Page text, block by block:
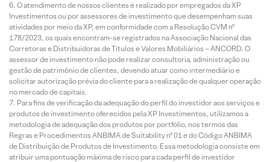
O atendimento de nossos clientes é realizado por empregados da XP
Investimentos ou por assessores de investimento que desempenham suas
atividades por meio da XP, em conformidade com a Resolução CVM nº
178/2023, os quais encontram-se registrados na Associação Nacional das
Corretoras e Distribuidoras de Títulos e Valores Mobiliários – ANCORD. O
assessor de investimento não pode realizar consultoria, administração ou
gestão de patrimônio de clientes, devendo atuar como intermediário e
solicitar autorização prévia do cliente para a realização de qualquer operação
no mercado de capitais.
Para fins de verificação da adequação do perfil do investidor aos serviços e
produtos de investimento oferecidos pela XP Investimentos, utilizamos a
metodologia de adequação dos produtos por portfólio, nos termos das
Regras e Procedimentos ANBIMA de Suitability nº 01 e do Código ANBIMA
de Distribuição de Produtos de Investimento. Essa metodologia consiste em
atribuir uma pontuação máxima de risco para cada perfil de investidor